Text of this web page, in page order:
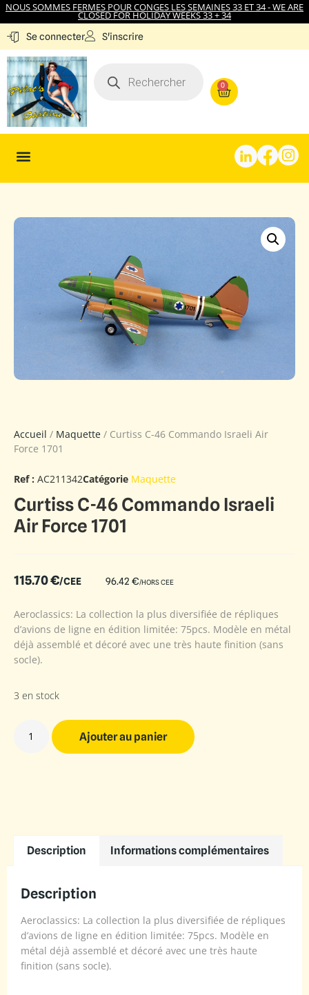
NOUS SOMMES FERMES POUR CONGES LES SEMAINES 33 ET 34 - WE ARE
CLOSED FOR HOLIDAY WEEKS 33 + 34
Se connecter S'inscrire
0
Accueil / Maquette / Curtiss C-46 Commando Israeli Air
Force 1701
Ref : AC211342Catégorie Maquette
Curtiss C-46 Commando Israeli
Air Force 1701
115.70€/CEE 96.42 €/HORS CEE
Aeroclassics: La collection la plus diversifiée de répliques
d’avions de ligne en édition limitée: 75pcs. Modèle en métal
déjà assemblé et décoré avec une très haute finition (sans
socle).
3 en stock
Ajouter au panier
Description Informations complémentaires
Description
Aeroclassics: La collection la plus diversifiée de répliques
d’avions de ligne en édition limitée: 75pcs. Modèle en
métal déjà assemblé et décoré avec une très haute
finition (sans socle).